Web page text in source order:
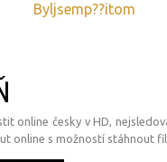
Byljsemp??itom
online česky v HD,
online s možností stáhnout